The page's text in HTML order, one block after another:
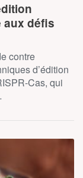
aux défis
contre
d’édition
Cas, qui